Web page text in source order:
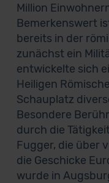
Million
Bemerkenswert
bereits in der
zunächst ein
entwickelte sich
Heiligen
Schauplatz
Besondere
durch die
Fugger, die über
die Geschicke
wurde in